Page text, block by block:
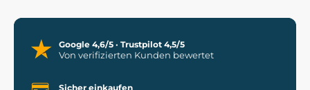
Google 4,6/5 · Trustpilot 4,5/5
Von verifizierten Kunden bewertet
Sicher einkaufen